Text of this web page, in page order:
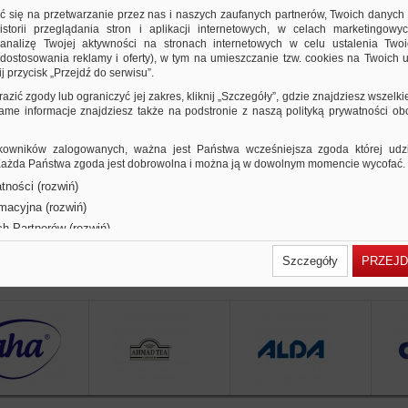
plastikowy okrągły pojemnik z gąbką do
średnica gąbki: 60mm; średnica całkowita: 72...
się na przetwarzanie przez nas i naszych zaufanych partnerów, Twoich danych
przeglądania stron i aplikacji internetowych, w celach
Twojej aktywności na stronach internetowych w celu ustalenia
reklamy i oferty), w tym na umieszczanie tzw. cookies na Twoich
przycisk „Przejdź do serwisu”.
zgody lub ograniczyć jej zakres, kliknij „Szczegóły”, gdzie znajdziesz
informacje znajdziesz także na podstronie z naszą polityką prywatności
zalogowanych, ważna jest Państwa wcześniejsza zgoda której
Państwa zgoda jest dobrowolna i można ją w dowolnym momencie wycofać.
(rozwiń)
(rozwiń)
Partnerów (rozwiń)
Szczegóły